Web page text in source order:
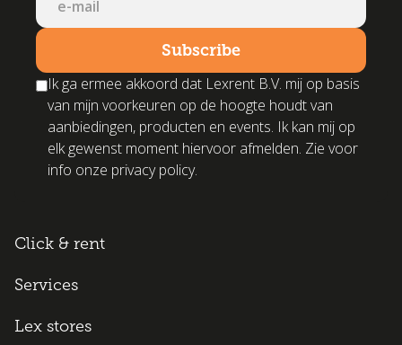
Ik ga ermee akkoord dat Lexrent B.V. mij op basis
van mijn voorkeuren op de hoogte houdt van
aanbiedingen, producten en events. Ik kan mij op
elk gewenst moment hiervoor afmelden. Zie voor
info onze privacy policy.
Click & rent
Services
Lex stores